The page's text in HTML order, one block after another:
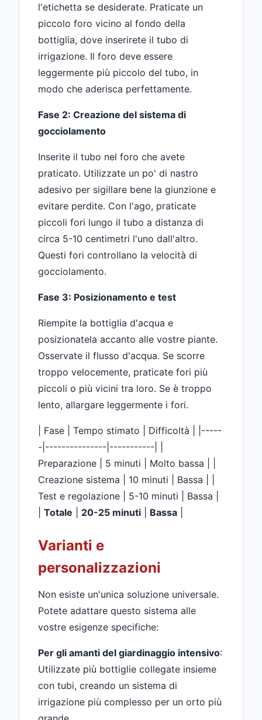
l'etichetta se desiderate. Praticate un
piccolo foro vicino al fondo della
bottiglia, dove inserirete il tubo di
irrigazione. Il foro deve essere
leggermente più piccolo del tubo, in
modo che aderisca perfettamente.
Fase 2: Creazione del sistema di
gocciolamento
Inserite il tubo nel foro che avete
praticato. Utilizzate un po' di nastro
adesivo per sigillare bene la giunzione e
evitare perdite. Con l'ago, praticate
piccoli fori lungo il tubo a distanza di
circa 5-10 centimetri l'uno dall'altro.
Questi fori controllano la velocità di
gocciolamento.
Fase 3: Posizionamento e test
Riempite la bottiglia d'acqua e
posizionatela accanto alle vostre piante.
Osservate il flusso d'acqua. Se scorre
troppo velocemente, praticate fori più
piccoli o più vicini tra loro. Se è troppo
lento, allargare leggermente i fori.
| Fase | Tempo stimato | Difficoltà | |-----
-|---------------|-----------| |
Preparazione | 5 minuti | Molto bassa | |
Creazione sistema | 10 minuti | Bassa | |
Test e regolazione | 5-10 minuti | Bassa |
Totale 20-25 minuti Bassa
Varianti e
personalizzazioni
Non esiste un'unica soluzione universale.
Potete adattare questo sistema alle
vostre esigenze specifiche:
Per gli amanti del giardinaggio intensivo:
Utilizzate più bottiglie collegate insieme
con tubi, creando un sistema di
irrigazione più complesso per un orto più